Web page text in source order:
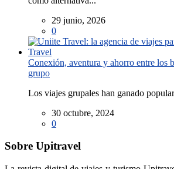
29 junio, 2026
0
Conexión, aventura y ahorro entre los
grupo
Los viajes grupales han ganado
30 octubre, 2024
0
Sobre Upitravel